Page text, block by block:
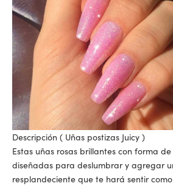
Descripción ( Uñas postizas Juicy )
Estas uñas rosas brillantes con forma
diseñadas para deslumbrar y agregar
resplandeciente que te hará sentir